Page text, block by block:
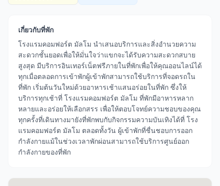
เกี่ยวกับที่พัก
โรงแรมคอมฟอร์ต มัลโม นำเสนอบริการและสิ่งอำนวยความ
สะดวกชั้นยอดเพื่อให้มั่นใจว่าแขกจะได้รับความสะดวกสบาย
สูงสุด มีบริการอินเทอร์เน็ตฟรีภายในที่พักเพื่อให้คุณออนไลน์ได้
ทุกเมื่อตลอดการเข้าพักผู้เข้าพักสามารถใช้บริการที่จอดรถใน
ที่พัก เริ่มต้นวันใหม่ด้วยอาหารเช้าแสนอร่อยในที่พัก ซึ่งให้
บริการทุกเช้าที่ โรงแรมคอมฟอร์ต มัลโม ที่พักมีอาหารหลาก
หลายและอร่อยให้เลือกสรร เพื่อให้ตอบโจทย์ความชอบของคุณ
ทุกครั้งที่เดินทางมายังที่พักพบกับกิจกรรมความบันเทิงได้ที่ โรง
แรมคอมฟอร์ต มัลโม ตลอดทั้งวัน ผู้เข้าพักที่ชื่นชอบการออก
กำลังกายแม้ในช่วงเวลาพักผ่อนสามารถใช้บริการศูนย์ออก
กำลังกายของที่พัก